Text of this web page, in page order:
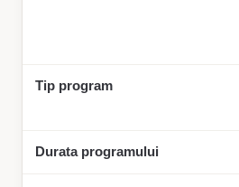
Tip program
Durata programului